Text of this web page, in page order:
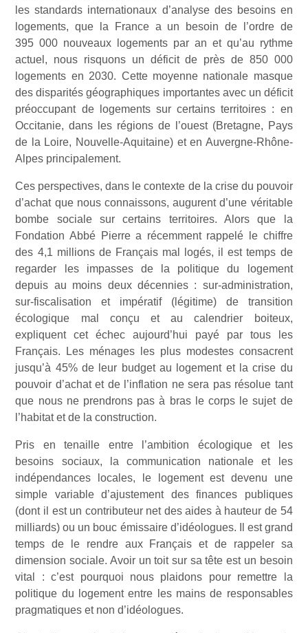
les standards internationaux d’analyse des besoins en
logements, que la France a un besoin de l’ordre de
395 000 nouveaux logements par an et qu’au rythme
actuel, nous risquons un déficit de près de 850 000
logements en 2030. Cette moyenne nationale masque
des disparités géographiques importantes avec un déficit
préoccupant de logements sur certains territoires : en
Occitanie, dans les régions de l’ouest (Bretagne, Pays
de la Loire, Nouvelle-Aquitaine) et en Auvergne-Rhône-
Alpes principalement.
Ces perspectives, dans le contexte de la crise du pouvoir
d’achat que nous connaissons, augurent d’une véritable
bombe sociale sur certains territoires. Alors que la
Fondation Abbé Pierre a récemment rappelé le chiffre
des 4,1 millions de Français mal logés, il est temps de
regarder les impasses de la politique du logement
depuis au moins deux décennies : sur-administration,
sur-fiscalisation et impératif (légitime) de transition
écologique mal conçu et au calendrier boiteux,
expliquent cet échec aujourd’hui payé par tous les
Français. Les ménages les plus modestes consacrent
jusqu’à 45% de leur budget au logement et la crise du
pouvoir d’achat et de l’inflation ne sera pas résolue tant
que nous ne prendrons pas à bras le corps le sujet de
l’habitat et de la construction.
Pris en tenaille entre l’ambition écologique et les
besoins sociaux, la communication nationale et les
indépendances locales, le logement est devenu une
simple variable d’ajustement des finances publiques
(dont il est un contributeur net des aides à hauteur de 54
milliards) ou un bouc émissaire d’idéologues. Il est grand
temps de le rendre aux Français et de rappeler sa
dimension sociale. Avoir un toit sur sa tête est un besoin
vital : c’est pourquoi nous plaidons pour remettre la
politique du logement entre les mains de responsables
pragmatiques et non d’idéologues.